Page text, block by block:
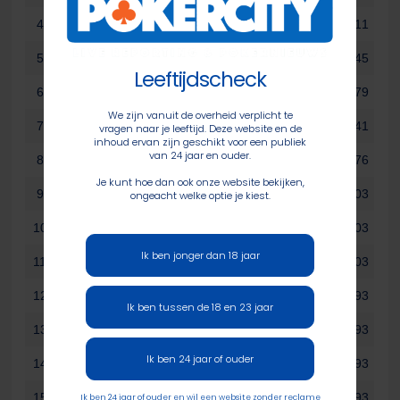
4 Niek Minten 173 € 7.411
5 € 5.645
6 € 4.279
7 Kees Verheij 131 € 3.241
8 € 2.476
9 Christa van Berkel 116 € 1.903
10 € 1.903
11 Raymond Verhoeven 105 € 1.903
12 Seppe van Kerpel € 1.493
13 Jan van der Stroom 96 € 1.493
14 € 1.493
Leeftijdscheck
We zijn vanuit de overheid verplicht te
vragen naar je leeftijd. Deze website en de
inhoud ervan zijn geschikt voor een publiek
van 24 jaar en ouder.
Je kunt hoe dan ook onze website bekijken,
ongeacht welke optie je kiest.
Ik ben jonger dan 18 jaar
Ik ben tussen de 18 en 23 jaar
Ik ben 24 jaar of ouder
Ik ben 24 jaar of ouder en wil een website zonder reclame